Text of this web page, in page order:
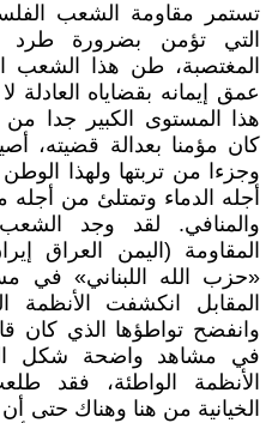
تستمر مقاومة الشعب
التي تؤمن بضرورة طرد
المغتصبة، طن هذا الشعب
عمق إيمانه بقضاياه
هذا المستوى الكبير جدا من
كان مؤمنا بعدالة قضيته،
وجزءا من تربتها ولهذا
أجله الدماء وتمتلئ من أجله
والمنافي. لقد وجد
المقاومة (اليمن العراق
«حزب الله اللبناني» في
المقابل انكشفت الأنظمة
وانفضح تواطؤها الذي كان
في مشاهد واضحة شكل
الأنظمة الواطئة، فقد
الخيانية من هنا وهناك حتى أن